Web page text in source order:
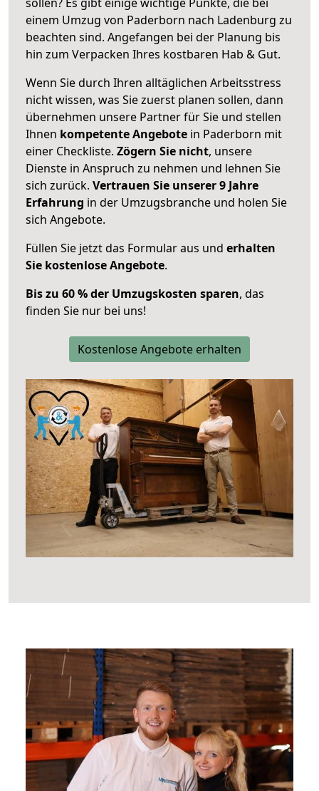
einem Umzug von Paderborn nach Ladenburg zu
beachten sind. Angefangen bei der Planung bis
hin zum Verpacken Ihres kostbaren Hab & Gut.
Wenn Sie durch Ihren alltäglichen Arbeitsstress
nicht wissen, was Sie zuerst planen sollen, dann
übernehmen unsere Partner für Sie und stellen
Ihnen kompetente Angebote in Paderborn mit
einer Checkliste. Zögern Sie nicht, unsere
Dienste in Anspruch zu nehmen und lehnen Sie
sich zurück. Vertrauen Sie unserer 9 Jahre
Erfahrung in der Umzugsbranche und holen Sie
sich Angebote.
Füllen Sie jetzt das Formular aus und erhalten
Sie kostenlose Angebote.
Bis zu 60 % der Umzugskosten sparen, das
finden Sie nur bei uns!
Kostenlose Angebote erhalten